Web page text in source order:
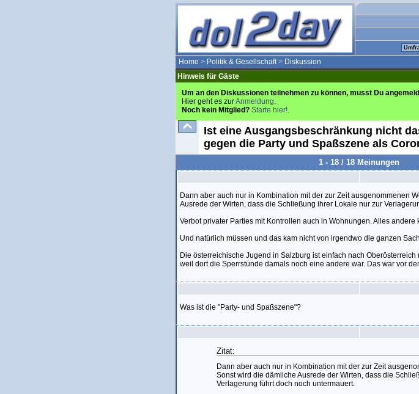
Home > Politik & Gesellschaft> Diskussion
Hinweis für Gäste
Um an den Diskussionen teilnehmen zu können, musst Du
Hier geht es zurAnmeldung.
Noch kein Mitglied? Starte hier!.
Ist eine Ausgangsbeschränkung nicht
gegen die Party und Spaßszene als
1 - 18 / 18 Meinungen
Dann aber auch nur in Kombination mit der zur Zeit ausgenommenen
Ausrede der Wirten, dass die Schließung ihrer Lokale nur zur
Verbot privater Parties mit Kontrollen auch in Wohnungen. Alles
Und natürlich müssen und das kam nicht von irgendwo die ganzen
Die österreichische Jugend in Salzburg ist einfach nach
weil dort die Sperrstunde damals noch eine andere war. Das war vor
Was ist die "Party- und Spaßszene"?
Zitat:
Dann aber auch nur in Kombination mit der zur Zeit
Sonst wird die dämliche Ausrede der Wirten, dass die
Verlagerung führt doch noch untermauert.